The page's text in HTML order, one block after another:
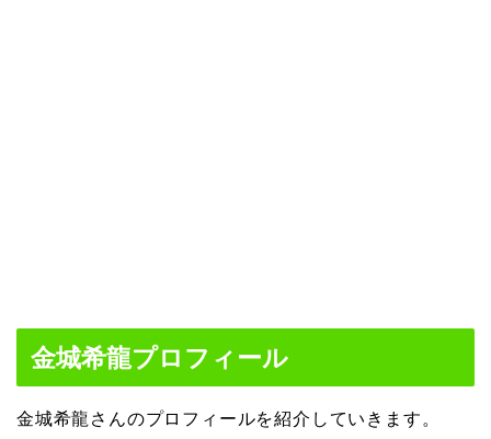
金城希龍プロフィール
金城希龍さんのプロフィールを紹介していきます。